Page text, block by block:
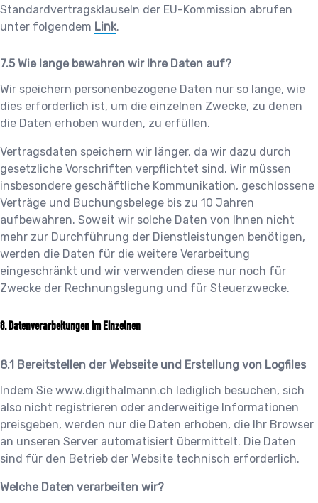
Standardvertragsklauseln der EU-Kommission abrufen
unter folgendem Link.
Wie lange bewahren wir Ihre Daten auf?
Wir speichern personenbezogene Daten nur so lange, wie
dies erforderlich ist, um die einzelnen Zwecke, zu denen
die Daten erhoben wurden, zu erfüllen.
Vertragsdaten speichern wir länger, da wir dazu durch
gesetzliche Vorschriften verpflichtet sind. Wir müssen
insbesondere geschäftliche Kommunikation, geschlossene
Verträge und Buchungsbelege bis zu 10 Jahren
aufbewahren. Soweit wir solche Daten von Ihnen nicht
mehr zur Durchführung der Dienstleistungen benötigen,
werden die Daten für die weitere Verarbeitung
eingeschränkt und wir verwenden diese nur noch für
Zwecke der Rechnungslegung und für Steuerzwecke.
Datenverarbeitungen im Einzelnen
Bereitstellen der Webseite und Erstellung von Logfiles
Indem Sie www.digithalmann.ch lediglich besuchen, sich
also nicht registrieren oder anderweitige Informationen
preisgeben, werden nur die Daten erhoben, die Ihr Browser
an unseren Server automatisiert übermittelt. Die Daten
sind für den Betrieb der Website technisch erforderlich.
Welche Daten verarbeiten wir?